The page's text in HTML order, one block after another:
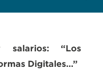
salarios: “Los
Digitales…”